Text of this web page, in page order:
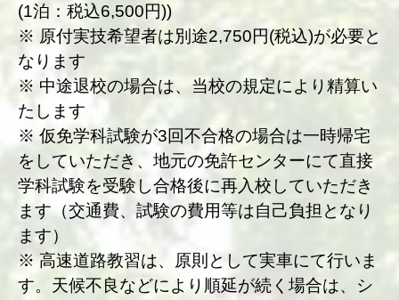
(1泊：税込6,500円))
※ 原付実技希望者は別途2,750円(税込)が必要と
なります
※ 中途退校の場合は、当校の規定により精算い
たします
※ 仮免学科試験が3回不合格の場合は一時帰宅
をしていただき、地元の免許センターにて直接
学科試験を受験し合格後に再入校していただき
ます（交通費、試験の費用等は自己負担となり
ます）
※ 高速道路教習は、原則として実車にて行いま
す。天候不良などにより順延が続く場合は、シ